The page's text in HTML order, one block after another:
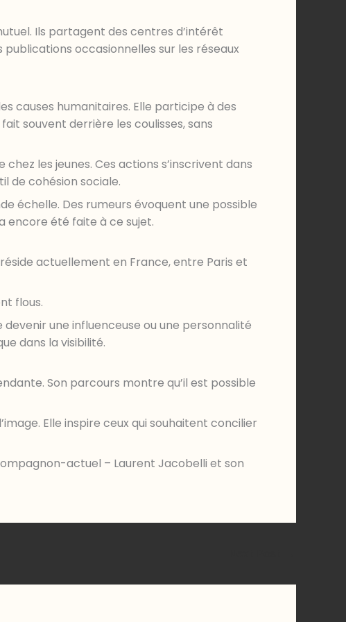
Ils partagent des centres d’intérêt
occasionnelles sur les réseaux
causes humanitaires. Elle participe à des
souvent derrière les coulisses, sans
les jeunes. Ces actions s’inscrivent dans
de cohésion sociale.
échelle. Des rumeurs évoquent une possible
encore été faite à ce sujet.
actuellement en France, entre Paris et
flous.
une influenceuse ou une personnalité
dans la visibilité.
Son parcours montre qu’il est possible
Elle inspire ceux qui souhaitent concilier
actuel – Laurent Jacobelli et son